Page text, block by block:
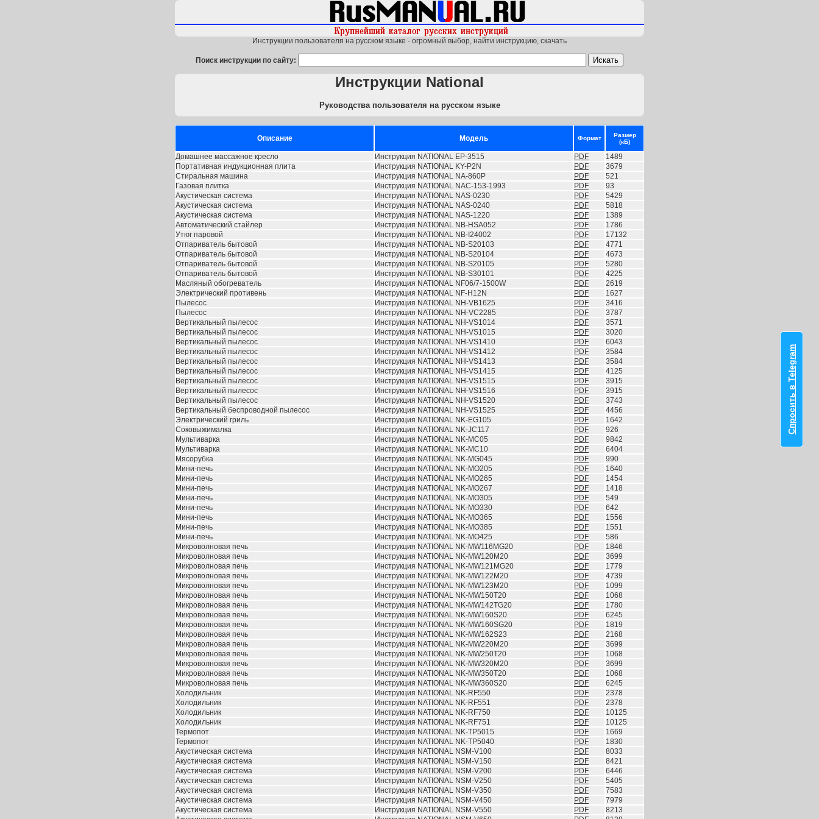
Инструкции пользователя на русском языке - огромный выбор, найти инструкцию, скачать
Поиск инструкции по сайту:
Инструкции National
Руководства пользователя на русском языке
Описание Модель Формат
Размер
(кБ)
Домашнее массажное кресло Инструкция NATIONAL EP-3515 PDF
1489
Портативная индукционная плита
Инструкция NATIONAL KY-P2N PDF
3679
Стиральная машина
Инструкция NATIONAL NA-860P PDF
521
Газовая плитка
Инструкция NATIONAL NAC-153-1993 PDF
93
Акустическая система
Инструкция NATIONAL NAS-0230 PDF
5429
Акустическая система
Инструкция NATIONAL NAS-0240 PDF
5818
Акустическая система
Инструкция NATIONAL NAS-1220 PDF
1389
Автоматический стайлер
Инструкция NATIONAL NB-HSA052 PDF
1786
Утюг паровой
Инструкция NATIONAL NB-I24002 PDF
17132
Отпариватель бытовой
Инструкция NATIONAL NB-S20103 PDF
4771
Отпариватель бытовой
Инструкция NATIONAL NB-S20104 PDF
4673
Отпариватель бытовой
Инструкция NATIONAL NB-S20105 PDF
5280
Отпариватель бытовой
Инструкция NATIONAL NB-S30101 PDF
4225
Масляный обогреватель
Инструкция NATIONAL NF06/7-1500W PDF
2619
Электрический противень
Инструкция NATIONAL NF-H12N PDF
1627
Пылесос
Инструкция NATIONAL NH-VB1625 PDF
3416
Пылесос
Инструкция NATIONAL NH-VC2285 PDF
3787
Вертикальный пылесос
Инструкция NATIONAL NH-VS1014 PDF
3571
Вертикальный пылесос
Инструкция NATIONAL NH-VS1015 PDF
3020
Вертикальный пылесос
Инструкция NATIONAL NH-VS1410 PDF
6043
Вертикальный пылесос
Инструкция NATIONAL NH-VS1412 PDF
3584
Вертикальный пылесос
Инструкция NATIONAL NH-VS1413 PDF
3584
Вертикальный пылесос
Инструкция NATIONAL NH-VS1415 PDF
4125
Вертикальный пылесос
Инструкция NATIONAL NH-VS1515 PDF
3915
Вертикальный пылесос
Инструкция NATIONAL NH-VS1516 PDF
3915
Вертикальный пылесос
Инструкция NATIONAL NH-VS1520 PDF
3743
Вертикальный беспроводной пылесос
Инструкция NATIONAL NH-VS1525 PDF
4456
Электрический гриль
Инструкция NATIONAL NK-EG105 PDF
1642
Соковыжималка
Инструкция NATIONAL NK-JC117 PDF
926
Мультиварка
Инструкция NATIONAL NK-MC05 PDF
9842
Мультиварка
Инструкция NATIONAL NK-MC10 PDF
6404
Мясорубка
Инструкция NATIONAL NK-MG045 PDF
990
Мини-печь
Инструкция NATIONAL NK-MO205 PDF
1640
Мини-печь
Инструкция NATIONAL NK-MO265 PDF
1454
Мини-печь
Инструкция NATIONAL NK-MO267 PDF
1418
Мини-печь
Инструкция NATIONAL NK-MO305 PDF
549
Мини-печь
Инструкция NATIONAL NK-MO330 PDF
642
Мини-печь
Инструкция NATIONAL NK-MO365 PDF
1556
Мини-печь
Инструкция NATIONAL NK-MO385 PDF
1551
Мини-печь
Инструкция NATIONAL NK-MO425 PDF
586
Микроволновая печь
Инструкция NATIONAL NK-MW116MG20 PDF
1846
Микроволновая печь
Инструкция NATIONAL NK-MW120M20 PDF
3699
Микроволновая печь
Инструкция NATIONAL NK-MW121MG20 PDF
1779
Микроволновая печь
Инструкция NATIONAL NK-MW122M20 PDF
4739
Микроволновая печь
Инструкция NATIONAL NK-MW123M20 PDF
1099
Микроволновая печь
Инструкция NATIONAL NK-MW150T20 PDF
1068
Микроволновая печь
Инструкция NATIONAL NK-MW142TG20 PDF
1780
Микроволновая печь
Инструкция NATIONAL NK-MW160S20 PDF
6245
Микроволновая печь
Инструкция NATIONAL NK-MW160SG20 PDF
1819
Микроволновая печь
Инструкция NATIONAL NK-MW162S23 PDF
2168
Микроволновая печь
Инструкция NATIONAL NK-MW220M20 PDF
3699
Микроволновая печь
Инструкция NATIONAL NK-MW250T20 PDF
1068
Микроволновая печь
Инструкция NATIONAL NK-MW320M20 PDF
3699
Микроволновая печь
Инструкция NATIONAL NK-MW350T20 PDF
1068
Микроволновая печь
Инструкция NATIONAL NK-MW360S20 PDF
6245
Холодильник
Инструкция NATIONAL NK-RF550 PDF
2378
Холодильник
Инструкция NATIONAL NK-RF551 PDF
2378
Холодильник
Инструкция NATIONAL NK-RF750 PDF
10125
Холодильник
Инструкция NATIONAL NK-RF751 PDF
10125
Термопот
Инструкция NATIONAL NK-TP5015 PDF
1669
Термопот
Инструкция NATIONAL NK-TP5040 PDF
1830
Акустическая система
Инструкция NATIONAL NSM-V100 PDF
8033
Акустическая система
Инструкция NATIONAL NSM-V150 PDF
8421
Акустическая система
Инструкция NATIONAL NSM-V200 PDF
6446
Акустическая система
Инструкция NATIONAL NSM-V250 PDF
5405
Акустическая система
Инструкция NATIONAL NSM-V350 PDF
7583
Акустическая система
Инструкция NATIONAL NSM-V450 PDF
7979
Акустическая система
Инструкция NATIONAL NSM-V550 PDF
8213
Спросить в Telegram